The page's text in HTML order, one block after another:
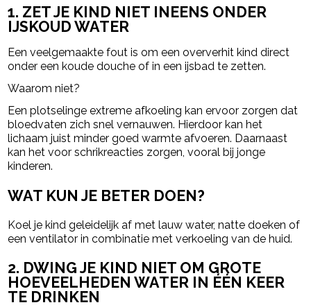
1. ZET JE KIND NIET INEENS ONDER
IJSKOUD WATER
Een veelgemaakte fout is om een oververhit kind direct
onder een koude douche of in een ijsbad te zetten.
Waarom niet?
Een plotselinge extreme afkoeling kan ervoor zorgen dat
bloedvaten zich snel vernauwen. Hierdoor kan het
lichaam juist minder goed warmte afvoeren. Daarnaast
kan het voor schrikreacties zorgen, vooral bij jonge
kinderen.
WAT KUN JE BETER DOEN?
Koel je kind geleidelijk af met lauw water, natte doeken of
een ventilator in combinatie met verkoeling van de huid.
2. DWING JE KIND NIET OM GROTE
HOEVEELHEDEN WATER IN ÉÉN KEER
TE DRINKEN